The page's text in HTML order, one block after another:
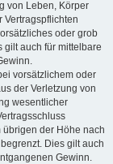
von Leben, Körper
Vertragspflichten
oder grob
gilt auch für mittelbare
vorsätzlichem oder
der Verletzung von
wesentlicher
der Höhe nach
Dies gilt auch
Gewinn.